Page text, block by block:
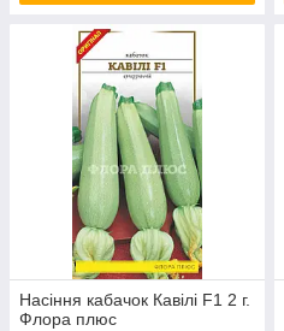
Насіння кабачок Кавілі F1 2 г.
Флора плюс